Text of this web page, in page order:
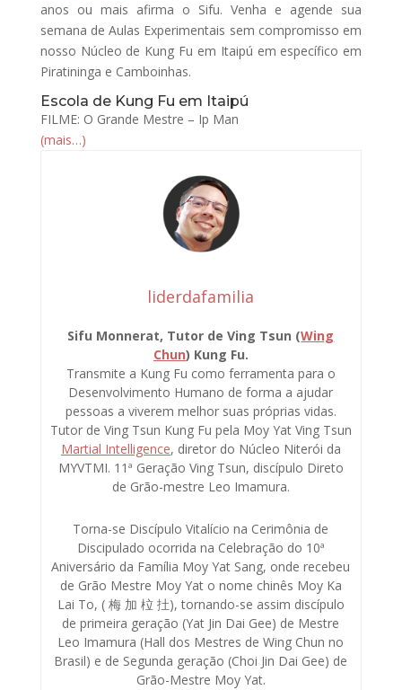
anos ou mais afirma o Sifu. Venha e agende sua
semana de Aulas Experimentais sem compromisso em
nosso Núcleo de Kung Fu em Itaipú em específico em
Piratininga e Camboinhas.
Escola de Kung Fu em Itaipú
FILME: O Grande Mestre – Ip Man
(mais…)
liderdafamilia
Sifu Monnerat, Tutor de Ving Tsun (Wing
Chun) Kung Fu.
Transmite a Kung Fu como ferramenta para o
Desenvolvimento Humano de forma a ajudar
pessoas a viverem melhor suas próprias vidas.
Tutor de Ving Tsun Kung Fu pela Moy Yat Ving Tsun
Martial Intelligence, diretor do Núcleo Niterói da
MYVTMI. 11ª Geração Ving Tsun, discípulo Direto
de Grão-mestre Leo Imamura.
Torna-se Discípulo Vitalício na Cerimônia de
Discipulado ocorrida na Celebração do 10ª
Aniversário da Família Moy Yat Sang, onde recebeu
de Grão Mestre Moy Yat o nome chinês Moy Ka
Lai To, ( 梅 加 柆 扗), tornando-se assim discípulo
de primeira geração (Yat Jin Dai Gee) de Mestre
Leo Imamura (Hall dos Mestres de Wing Chun no
Brasil) e de Segunda geração (Choi Jin Dai Gee) de
Grão-Mestre Moy Yat.